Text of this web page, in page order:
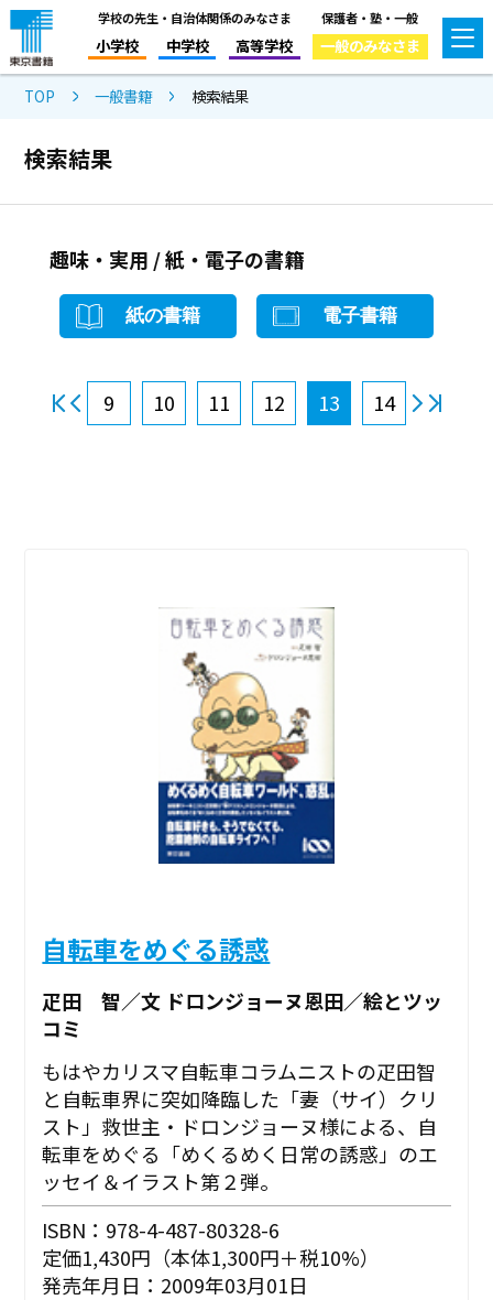
学校の先生・自治体関係のみなさま
小学校 中学校 高等学校
保護者・塾・一般
一般のみなさま
TOP 一般書籍 検索結果
検索結果
趣味・実用 / 紙・電子の書籍
紙の書籍 電子書籍
9 10 11 12 13 14
自転車をめぐる誘惑
疋田 智／文 ドロンジョーヌ恩田／絵とツッ
コミ
もはやカリスマ自転車コラムニストの疋田智
と自転車界に突如降臨した「妻（サイ）クリ
スト」救世主・ドロンジョーヌ様による、自
転車をめぐる「めくるめく日常の誘惑」のエ
ッセイ＆イラスト第２弾。
ISBN：978-4-487-80328-6
定価1,430円（本体1,300円＋税10%）
発売年月日：2009年03月01日